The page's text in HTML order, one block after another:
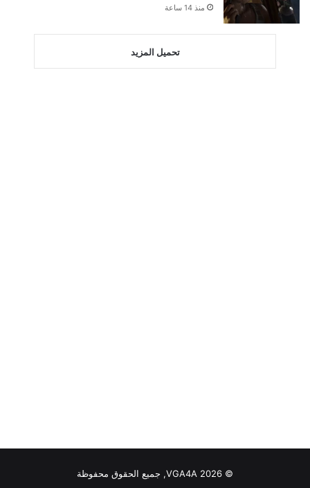
منذ 14 ساعة
تحميل المزيد
© VGA4A 2026, جميع الحقوق محفوظة